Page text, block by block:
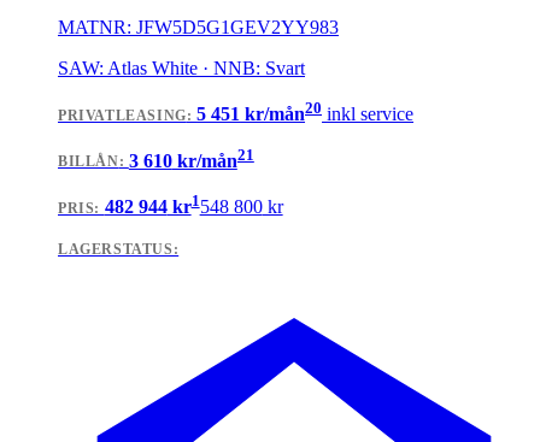
MATNR: JFW5D5G1GEV2YY983
SAW: Atlas White · NNB: Svart
PRIVATLEASING:5 451 kr/mån20 inkl service
BILLÅN: 3 610kr/mån21
PRIS: 482 944kr1548 800kr
LAGERSTATUS: